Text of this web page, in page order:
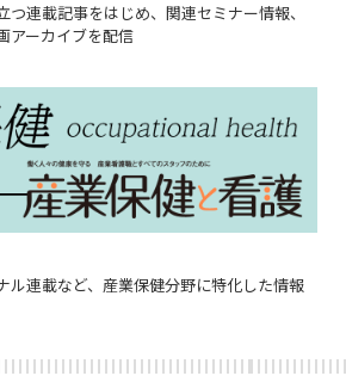
連載記事をはじめ、関連セミナー情報、
アーカイブを配信
ル連載など、産業保健分野に特化した情報